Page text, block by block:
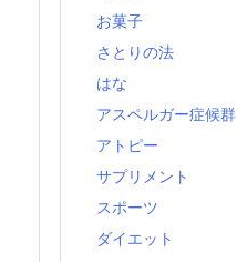
お菓子
さとりの法
はな
アスペルガー症候群
アトピー
サプリメント
スポーツ
ダイエット